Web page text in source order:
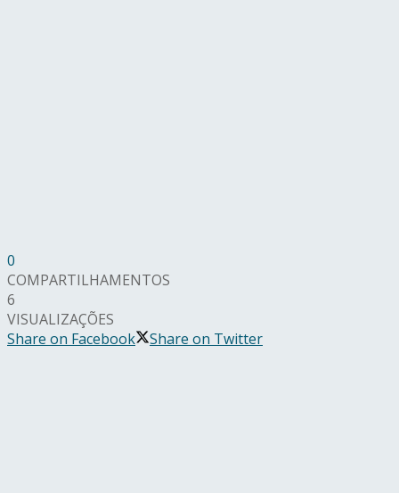
0
COMPARTILHAMENTOS
6
VISUALIZAÇÕES
Share on Facebook
Share on Twitter